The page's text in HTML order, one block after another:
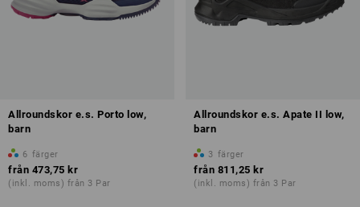
Allroundskor e.s. Porto low,
barn
6 färger
från 473,75 kr
(inkl. moms) från 3 Par
Allroundskor e.s. Apate II low,
barn
3 färger
från 811,25 kr
(inkl. moms) från 3 Par